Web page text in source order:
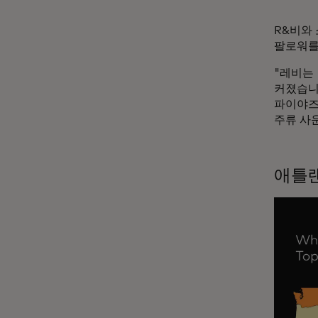
R&비와
팔로워
"레비는
커졌습
파이야
주류 사
애틀